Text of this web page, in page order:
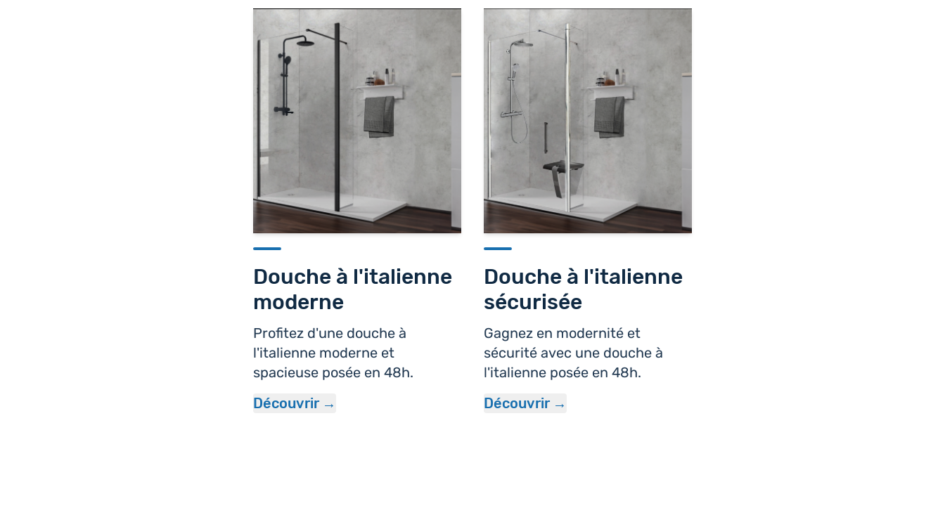
Douche à l'italienne
moderne
Profitez d'une douche à
l'italienne moderne et
spacieuse posée en 48h.
Découvrir
Douche à l'italienne
sécurisée
Gagnez en modernité et
sécurité avec une douche à
l'italienne posée en 48h.
Découvrir